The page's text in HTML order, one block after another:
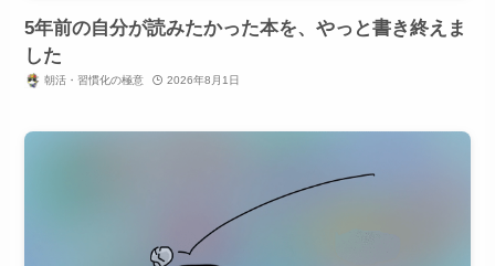
5年前の自分が読みたかった本を、やっと書き終えま
した
朝活・習慣化の極意 2026年8月1日